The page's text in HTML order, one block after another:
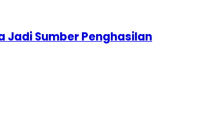
Jadi Sumber Penghasilan